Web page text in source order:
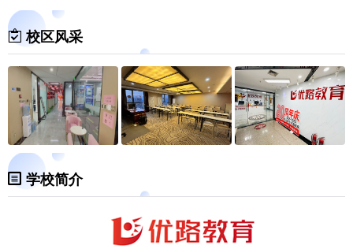
校区风采
学校简介